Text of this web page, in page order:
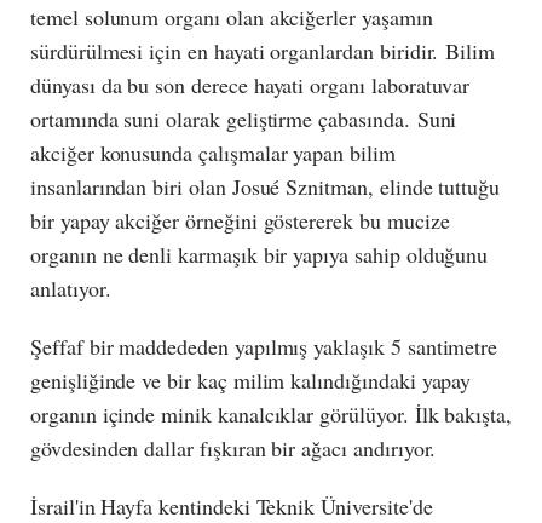
temel solunum organı olan akciğerler yaşamın
sürdürülmesi için en hayati organlardan biridir.Bilim
dünyası da bu son derece hayati organı laboratuvar
ortamında suni olarak geliştirme çabasında. Suni
akciğer konusunda çalışmalar yapan bilim
insanlarından biri olan Josué Sznitman, elinde tuttuğu
bir yapay akciğer örneğini göstererek bu mucize
organın ne denli karmaşık bir yapıya sahip olduğunu
anlatıyor.
Şeffaf bir maddededen yapılmış yaklaşık 5 santimetre
genişliğinde ve bir kaç milim kalındığındaki yapay
organın içinde minik kanalcıklar görülüyor. İlk bakışta,
gövdesinden dallar fışkıran bir ağacı andırıyor.
İsrail'in Hayfa kentindeki Teknik Üniversite'de